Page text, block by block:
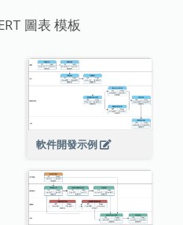
圖表 模板
軟件開發示例